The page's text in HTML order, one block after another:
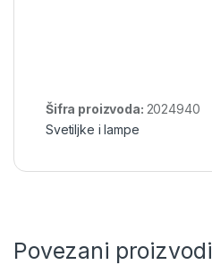
Šifra proizvoda: 2024940
Svetiljke i lampe
Povezani proizvodi